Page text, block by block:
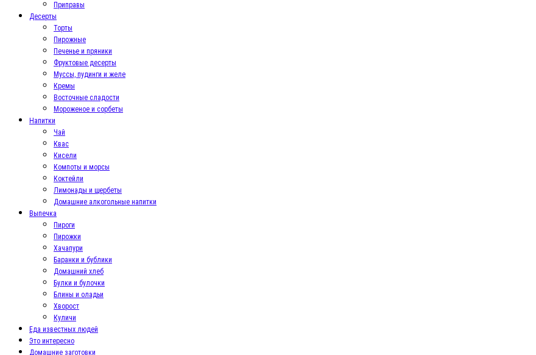
Приправы
Десерты
Торты
Пирожные
Печенье и пряники
Фруктовые десерты
Муссы, пудинги и желе
Кремы
Восточные сладости
Мороженое и сорбеты
Напитки
Чай
Квас
Кисели
Компоты и морсы
Коктейли
Лимонады и щербеты
Домашние алкогольные напитки
Выпечка
Пироги
Пирожки
Хачапури
Баранки и бублики
Домашний хлеб
Булки и булочки
Блины и оладьи
Хворост
Куличи
Еда известных людей
Это интересно
Домашние заготовки